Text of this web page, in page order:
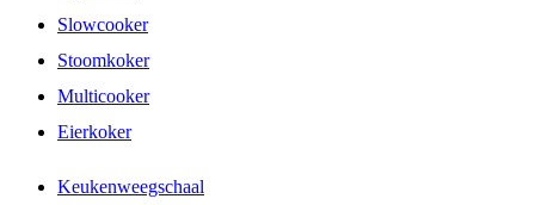
Slowcooker
Stoomkoker
Multicooker
Eierkoker
Keukenweegschaal